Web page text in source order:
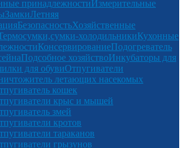
принадлежностиИзмерительные
ЗамкиЛетняя
БезопасностьХозяйственные
холодильникиКухонные
КонсервированиеПодогреватель
Подсобное хозяйствоИнкубаторы для
для обувиОтпугиватели
летающих насекомых
кошек
крыс и мышей
змей
кротов
тараканов
грызунов